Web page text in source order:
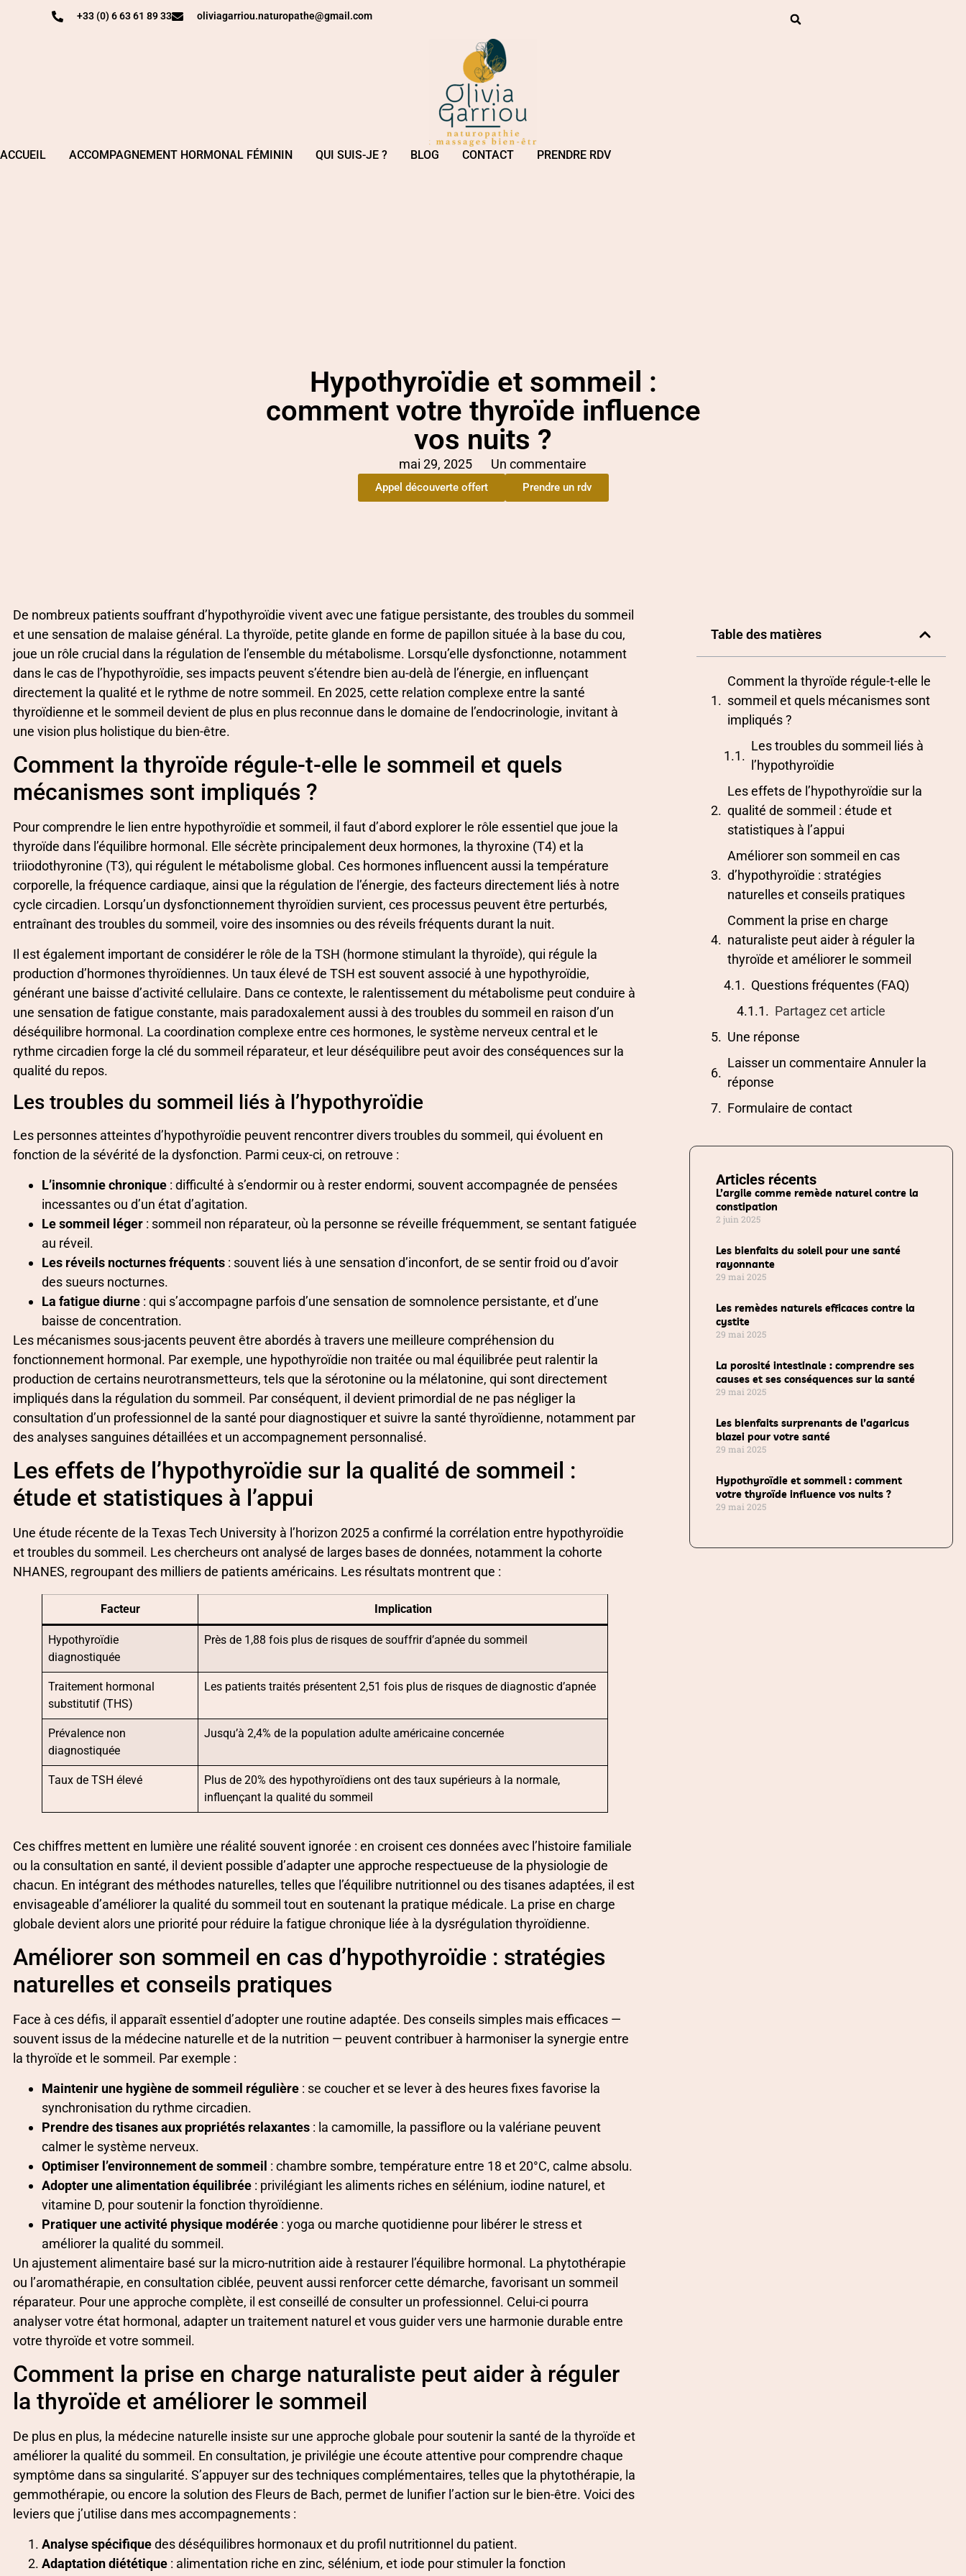
+33 (0) 6 63 61 89 33 oliviagarriou.naturopathe@gmail.com
ACCUEIL ACCOMPAGNEMENT HORMONAL FÉMININ QUI SUIS-JE ? BLOG CONTACT PRENDRE RDV
Hypothyroïdie et sommeil :
comment votre thyroïde influence
vos nuits ?
mai 29, 2025 Un commentaire
Appel découverte offert Prendre un rdv
De nombreux patients souffrant d’hypothyroïdie vivent avec une fatigue persistante, des troubles du sommeil
et une sensation de malaise général. La thyroïde, petite glande en forme de papillon située à la base du cou,
joue un rôle crucial dans la régulation de l’ensemble du métabolisme. Lorsqu’elle dysfonctionne, notamment
dans le cas de l’hypothyroïdie, ses impacts peuvent s’étendre bien au-delà de l’énergie, en influençant
directement la qualité et le rythme de notre sommeil. En 2025, cette relation complexe entre la santé
thyroïdienne et le sommeil devient de plus en plus reconnue dans le domaine de l’endocrinologie, invitant à
une vision plus holistique du bien-être.
Comment la thyroïde régule-t-elle le sommeil et quels
mécanismes sont impliqués ?
Pour comprendre le lien entre hypothyroïdie et sommeil, il faut d’abord explorer le rôle essentiel que joue la
thyroïde dans l’équilibre hormonal. Elle sécrète principalement deux hormones, la thyroxine (T4) et la
triiodothyronine (T3), qui régulent le métabolisme global. Ces hormones influencent aussi la température
corporelle, la fréquence cardiaque, ainsi que la régulation de l’énergie, des facteurs directement liés à notre
cycle circadien. Lorsqu’un dysfonctionnement thyroïdien survient, ces processus peuvent être perturbés,
entraînant des troubles du sommeil, voire des insomnies ou des réveils fréquents durant la nuit.
Il est également important de considérer le rôle de la TSH (hormone stimulant la thyroïde), qui régule la
production d’hormones thyroïdiennes. Un taux élevé de TSH est souvent associé à une hypothyroïdie,
générant une baisse d’activité cellulaire. Dans ce contexte, le ralentissement du métabolisme peut conduire à
une sensation de fatigue constante, mais paradoxalement aussi à des troubles du sommeil en raison d’un
déséquilibre hormonal. La coordination complexe entre ces hormones, le système nerveux central et le
rythme circadien forge la clé du sommeil réparateur, et leur déséquilibre peut avoir des conséquences sur la
qualité du repos.
Les troubles du sommeil liés à l’hypothyroïdie
Les personnes atteintes d’hypothyroïdie peuvent rencontrer divers troubles du sommeil, qui évoluent en
fonction de la sévérité de la dysfonction. Parmi ceux-ci, on retrouve :
L’insomnie chronique : difficulté à s’endormir ou à rester endormi, souvent accompagnée de pensées
incessantes ou d’un état d’agitation.
Le sommeil léger : sommeil non réparateur, où la personne se réveille fréquemment, se sentant fatiguée
au réveil.
Les réveils nocturnes fréquents : souvent liés à une sensation d’inconfort, de se sentir froid ou d’avoir
des sueurs nocturnes.
La fatigue diurne : qui s’accompagne parfois d’une sensation de somnolence persistante, et d’une
baisse de concentration.
Les mécanismes sous-jacents peuvent être abordés à travers une meilleure compréhension du
fonctionnement hormonal. Par exemple, une hypothyroïdie non traitée ou mal équilibrée peut ralentir la
production de certains neurotransmetteurs, tels que la sérotonine ou la mélatonine, qui sont directement
impliqués dans la régulation du sommeil. Par conséquent, il devient primordial de ne pas négliger la
consultation d’un professionnel de la santé pour diagnostiquer et suivre la santé thyroïdienne, notamment par
des analyses sanguines détaillées et un accompagnement personnalisé.
Les effets de l’hypothyroïdie sur la qualité de sommeil :
étude et statistiques à l’appui
Une étude récente de la Texas Tech University à l’horizon 2025 a confirmé la corrélation entre hypothyroïdie
et troubles du sommeil. Les chercheurs ont analysé de larges bases de données, notamment la cohorte
NHANES, regroupant des milliers de patients américains. Les résultats montrent que :
Facteur Implication
Hypothyroïdie
diagnostiquée
Près de 1,88 fois plus de risques de souffrir d’apnée du sommeil
Traitement hormonal
substitutif (THS)
Les patients traités présentent 2,51 fois plus de risques de diagnostic d’apnée
Prévalence non
diagnostiquée
Jusqu’à 2,4% de la population adulte américaine concernée
Taux de TSH élevé
Plus de 20% des hypothyroïdiens ont des taux supérieurs à la normale,
influençant la qualité du sommeil
Ces chiffres mettent en lumière une réalité souvent ignorée : en croisent ces données avec l’histoire familiale
ou la consultation en santé, il devient possible d’adapter une approche respectueuse de la physiologie de
chacun. En intégrant des méthodes naturelles, telles que l’équilibre nutritionnel ou des tisanes adaptées, il est
envisageable d’améliorer la qualité du sommeil tout en soutenant la pratique médicale. La prise en charge
globale devient alors une priorité pour réduire la fatigue chronique liée à la dysrégulation thyroïdienne.
Améliorer son sommeil en cas d’hypothyroïdie : stratégies
naturelles et conseils pratiques
Face à ces défis, il apparaît essentiel d’adopter une routine adaptée. Des conseils simples mais efficaces —
souvent issus de la médecine naturelle et de la nutrition — peuvent contribuer à harmoniser la synergie entre
la thyroïde et le sommeil. Par exemple :
Maintenir une hygiène de sommeil régulière : se coucher et se lever à des heures fixes favorise la
synchronisation du rythme circadien.
Prendre des tisanes aux propriétés relaxantes : la camomille, la passiflore ou la valériane peuvent
calmer le système nerveux.
Optimiser l’environnement de sommeil : chambre sombre, température entre 18 et 20°C, calme absolu.
Adopter une alimentation équilibrée : privilégiant les aliments riches en sélénium, iodine naturel, et
vitamine D, pour soutenir la fonction thyroïdienne.
Pratiquer une activité physique modérée : yoga ou marche quotidienne pour libérer le stress et
améliorer la qualité du sommeil.
Un ajustement alimentaire basé sur la micro-nutrition aide à restaurer l’équilibre hormonal. La phytothérapie
ou l’aromathérapie, en consultation ciblée, peuvent aussi renforcer cette démarche, favorisant un sommeil
réparateur. Pour une approche complète, il est conseillé de consulter un professionnel. Celui-ci pourra
analyser votre état hormonal, adapter un traitement naturel et vous guider vers une harmonie durable entre
votre thyroïde et votre sommeil.
Comment la prise en charge naturaliste peut aider à réguler
la thyroïde et améliorer le sommeil
De plus en plus, la médecine naturelle insiste sur une approche globale pour soutenir la santé de la thyroïde et
améliorer la qualité du sommeil. En consultation, je privilégie une écoute attentive pour comprendre chaque
symptôme dans sa singularité. S’appuyer sur des techniques complémentaires, telles que la phytothérapie, la
gemmothérapie, ou encore la solution des Fleurs de Bach, permet de lunifier l’action sur le bien-être. Voici des
leviers que j’utilise dans mes accompagnements :
Analyse spécifiquedes déséquilibres hormonaux et du profil nutritionnel du patient.
Adaptation diététique : alimentation riche en zinc, sélénium, et iode pour stimuler la fonction
Table des matières
Comment la thyroïde régule-t-elle le
sommeil et quels mécanismes sont
impliqués ?
Les troubles du sommeil liés à
l’hypothyroïdie
Les effets de l’hypothyroïdie sur la
qualité de sommeil : étude et
statistiques à l’appui
Améliorer son sommeil en cas
d’hypothyroïdie : stratégies
naturelles et conseils pratiques
Comment la prise en charge
naturaliste peut aider à réguler la
thyroïde et améliorer le sommeil
Questions fréquentes (FAQ)
Partagez cet article
Une réponse
Laisser un commentaire Annuler la
réponse
Formulaire de contact
Articles récents
L’argile comme remède naturel contre la
constipation
2 juin 2025
Les bienfaits du soleil pour une santé
rayonnante
29 mai 2025
Les remèdes naturels efficaces contre la
cystite
29 mai 2025
La porosité intestinale : comprendre ses
causes et ses conséquences sur la santé
29 mai 2025
Les bienfaits surprenants de l’agaricus
blazei pour votre santé
29 mai 2025
Hypothyroïdie et sommeil : comment
votre thyroïde influence vos nuits ?
29 mai 2025